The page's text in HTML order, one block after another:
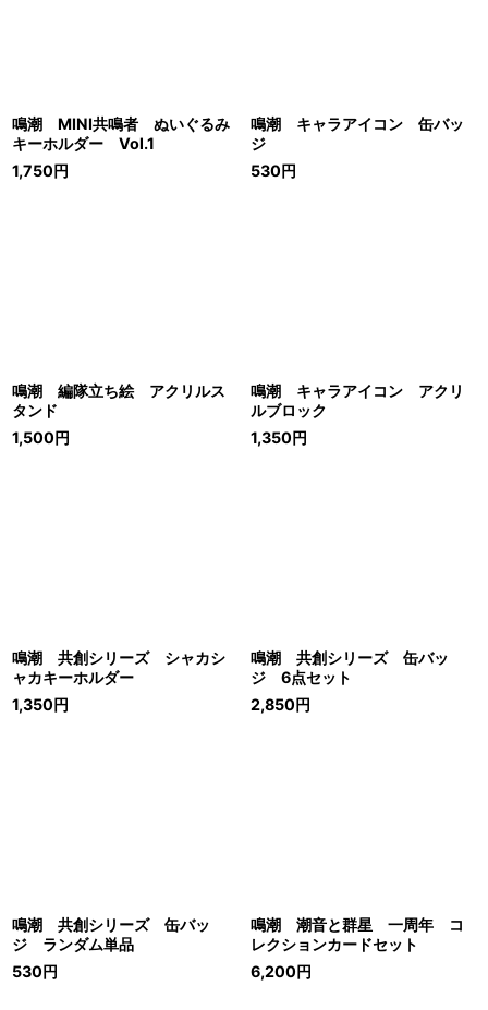
鳴潮 MINI共鳴者 ぬいぐるみ
キーホルダー Vol.1
1,750円
鳴潮 キャラアイコン 缶バッ
ジ
530円
鳴潮 編隊立ち絵 アクリルス
タンド
1,500円
鳴潮 キャラアイコン アクリ
ルブロック
1,350円
鳴潮 共創シリーズ シャカシ
ャカキーホルダー
1,350円
鳴潮 共創シリーズ 缶バッ
ジ 6点セット
2,850円
鳴潮 共創シリーズ 缶バッ
ジ ランダム単品
530円
鳴潮 潮音と群星 一周年 コ
レクションカードセット
6,200円